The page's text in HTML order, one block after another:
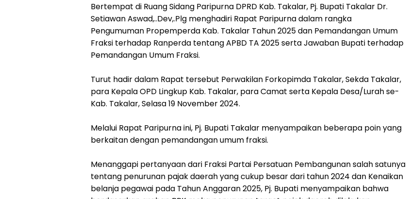
Bertempat di Ruang Sidang Paripurna DPRD Kab. Takalar, Pj. Bupati Takalar Dr.
Setiawan Aswad,..Dev,.Plg menghadiri Rapat Paripurna dalam rangka
Pengumuman Propemperda Kab. Takalar Tahun 2025 dan Pemandangan Umum
Fraksi terhadap Ranperda tentang APBD TA 2025 serta Jawaban Bupati terhadap
Pemandangan Umum Fraksi.
Turut hadir dalam Rapat tersebut Perwakilan Forkopimda Takalar, Sekda Takalar,
para Kepala OPD Lingkup Kab. Takalar, para Camat serta Kepala Desa/Lurah se-
Kab. Takalar, Selasa 19 November 2024.
Melalui Rapat Paripurna ini, Pj. Bupati Takalar menyampaikan beberapa poin yang
berkaitan dengan pemandangan umum fraksi.
Menanggapi pertanyaan dari Fraksi Partai Persatuan Pembangunan salah satunya
tentang penurunan pajak daerah yang cukup besar dari tahun 2024 dan Kenaikan
belanja pegawai pada Tahun Anggaran 2025, Pj. Bupati menyampaikan bahwa